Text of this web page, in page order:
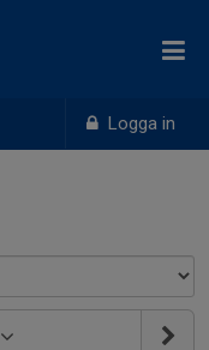
Logga in